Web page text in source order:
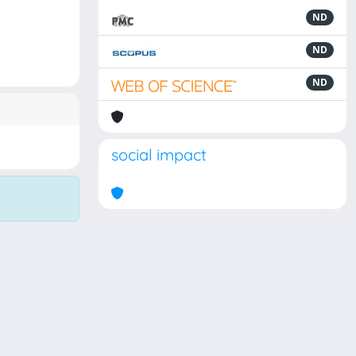
ND
ND
ND
social impact